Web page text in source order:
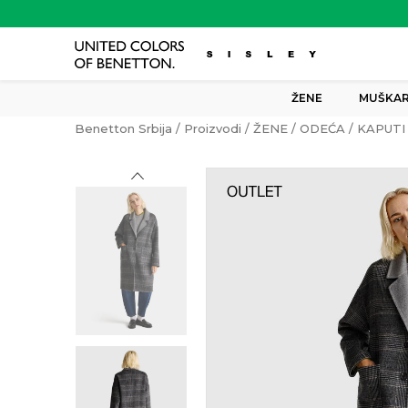
ŽENE
Benetton Srbija Proizvodi ŽENE ODEĆA KAPUTI